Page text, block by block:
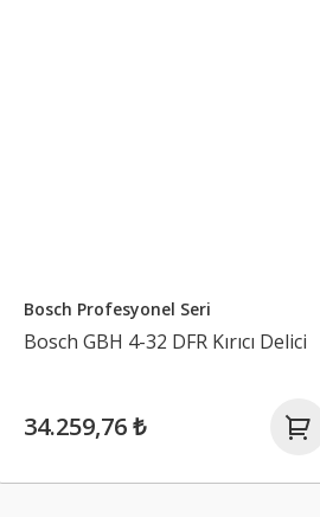
Bosch Profesyonel Seri
Bosch GBH 4-32 DFR Kırıcı Delici
34.259,76 ₺